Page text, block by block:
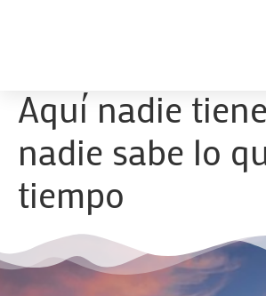
Aquí nadie
nadie sabe lo
tiempo